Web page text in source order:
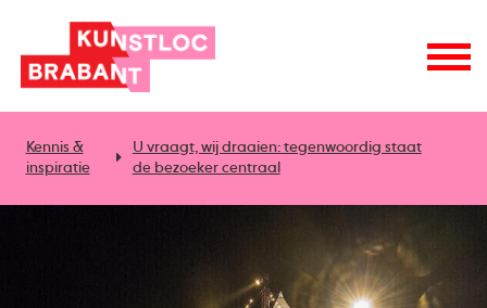
Kennis &
inspiratie
U vraagt, wij draaien: tegenwoordig staat
de bezoeker centraal